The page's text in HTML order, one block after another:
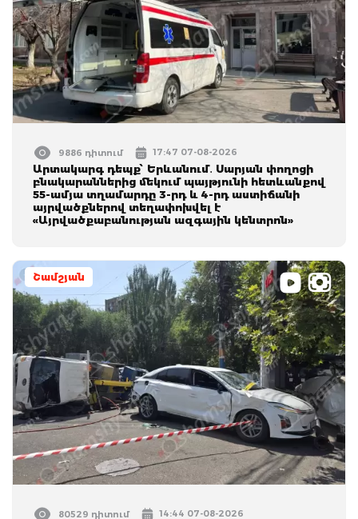
9886 դիտում 17:47 07-08-2026
Արտակարգ դեպք՝ Երևանում․ Սարյան փողոցի
բնակարաններից մեկում պայթյունի հետևանքով
55-ամյա տղամարդը 3-րդ և 4-րդ աստիճանի
այրվածքներով տեղափոխվել է
«Այրվածքաբանության ազգային կենտրոն»
Շամշյան
80529 դիտում 14:44 07-08-2026